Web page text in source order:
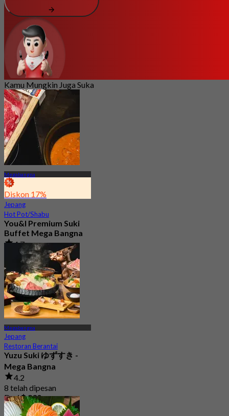
Kamu Mungkin Juga Suka
Megabangna
Diskon 17%
Jepang
Hot Pot/Shabu
You&I Premium Suki
Buffet Mega Bangna
4.7
3.6K telah dipesan
Dari฿ 498
Megabangna
Jepang
Restoran Berantai
Yuzu Suki ゆずすき -
Mega Bangna
4.2
8 telah dipesan
Dari฿ 830